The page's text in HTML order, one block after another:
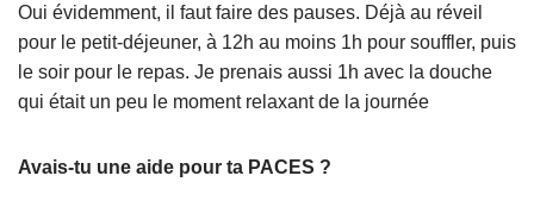
Oui évidemment, il faut faire des pauses. Déjà au réveil
pour le petit-déjeuner, à 12h au moins 1h pour souffler, puis
le soir pour le repas. Je prenais aussi 1h avec la douche
qui était un peu le moment relaxant de la journée
Avais-tu une aide pour ta PACES ?